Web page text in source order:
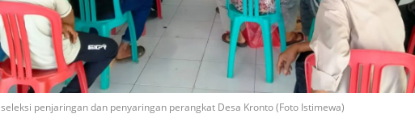
penjaringan dan penyaringan perangkat Desa Kronto (Foto Istimewa)